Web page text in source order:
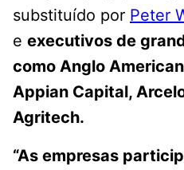
substituído por Peter
e executivos de
como Anglo
Appian Capital,
Agritech.
“As empresas